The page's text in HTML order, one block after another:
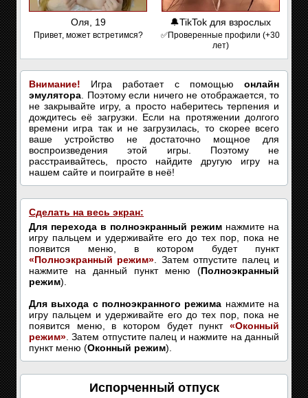
Оля, 19
Привет, может встретимся?
🔔TikTok для взрослых
✅Проверенные профили (+30
лет)
Внимание! Игра работает с помощью онлайн
эмулятора . Поэтому если ничего не отображается, то
не закрывайте игру, а просто наберитесь терпения и
дождитесь её загрузки. Если на протяжении долгого
времени игра так и не загрузилась, то скорее всего
ваше устройство не достаточно мощное для
воспроизведения этой игры. Поэтому не
расстраивайтесь, просто найдите другую игру на
нашем сайте и поиграйте в неё!
Сделать на весь экран:
Для перехода в полноэкранный режим нажмите на
игру пальцем и удерживайте его до тех пор, пока не
появится меню, в котором будет пункт
«Полноэкранный режим» . Затем отпустите палец и
нажмите на данный пункт меню (Полноэкранный
режим).
Для выхода с полноэкранного режима нажмите на
игру пальцем и удерживайте его до тех пор, пока не
появится меню, в котором будет пункт «Оконный
режим» . Затем отпустите палец и нажмите на данный
пункт меню (Оконный режим).
Испорченный отпуск